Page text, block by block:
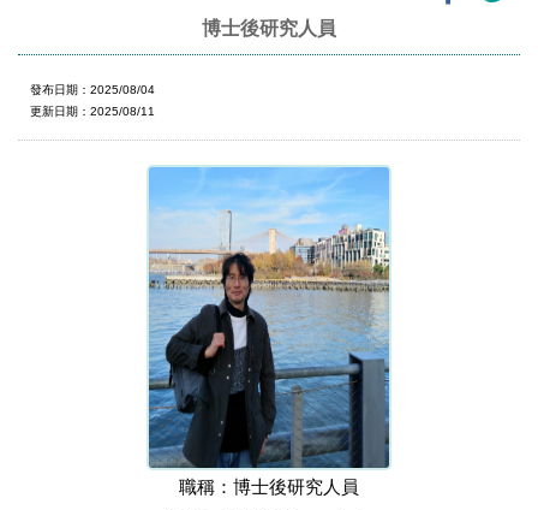
博士後研究人員
發布日期：2025/08/04
更新日期：2025/08/11
職稱：博士後研究人員